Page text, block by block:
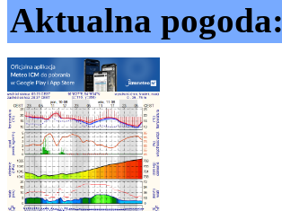
Aktualna pogoda: